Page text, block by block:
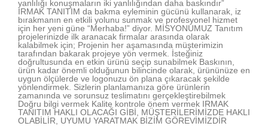
yanlılığı konuşmaların iki yanlılığından daha baskındır”
IRMAK TANITIM da bakma eyleminin gücünü kullanarak, iz
bırakmanın en etkili yolunu sunmak ve profesyonel hizmet
için her yeni güne “Merhaba!” diyor. MİSYONUMUZ Tanıtım
projelerinizde ilk aranacak firmalar arasında olarak
kalabilmek için; Projenin her aşamasında müşterimizin
tarafından bakarak projeye yön vermek. İsteğiniz
doğrultusunda en etkin ürünü seçip sunabilmek Baskının,
ürün kadar önemli olduğunun bilincinde olarak, ürününüze en
uygun ölçülerde ve logonuzu ön plana çıkaracak şekilde
yönlendirmek. Sizlerin planlamanıza göre ürünlerin
zamanında ve sorunsuz teslimatını gerçekleştirebilmek
Doğru bilgi vermek Kalite kontrole önem vermek IRMAK
TANITIM HAKLI OLACAĞI GİBİ, MÜŞTERİLERİMİZDE HAKLI
OLABİLİR, UYUMU YARATMAK BİZİM GÖREVİMİZDİR